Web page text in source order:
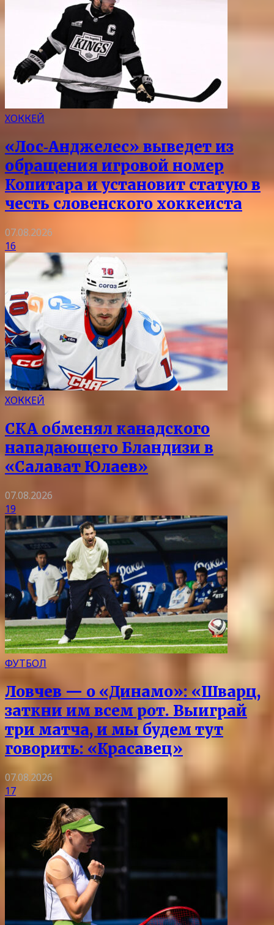
ХОККЕЙ
«Лос‑Анджелес» выведет из
обращения игровой номер
Копитара и установит статую в
честь словенского хоккеиста
07.08.2026
16
ХОККЕЙ
СКА обменял канадского
нападающего Бландизи в
«Салават Юлаев»
07.08.2026
19
ФУТБОЛ
Ловчев — о «Динамо»: «Шварц,
заткни им всем рот. Выиграй
три матча, и мы будем тут
говорить: «Красавец»
07.08.2026
17